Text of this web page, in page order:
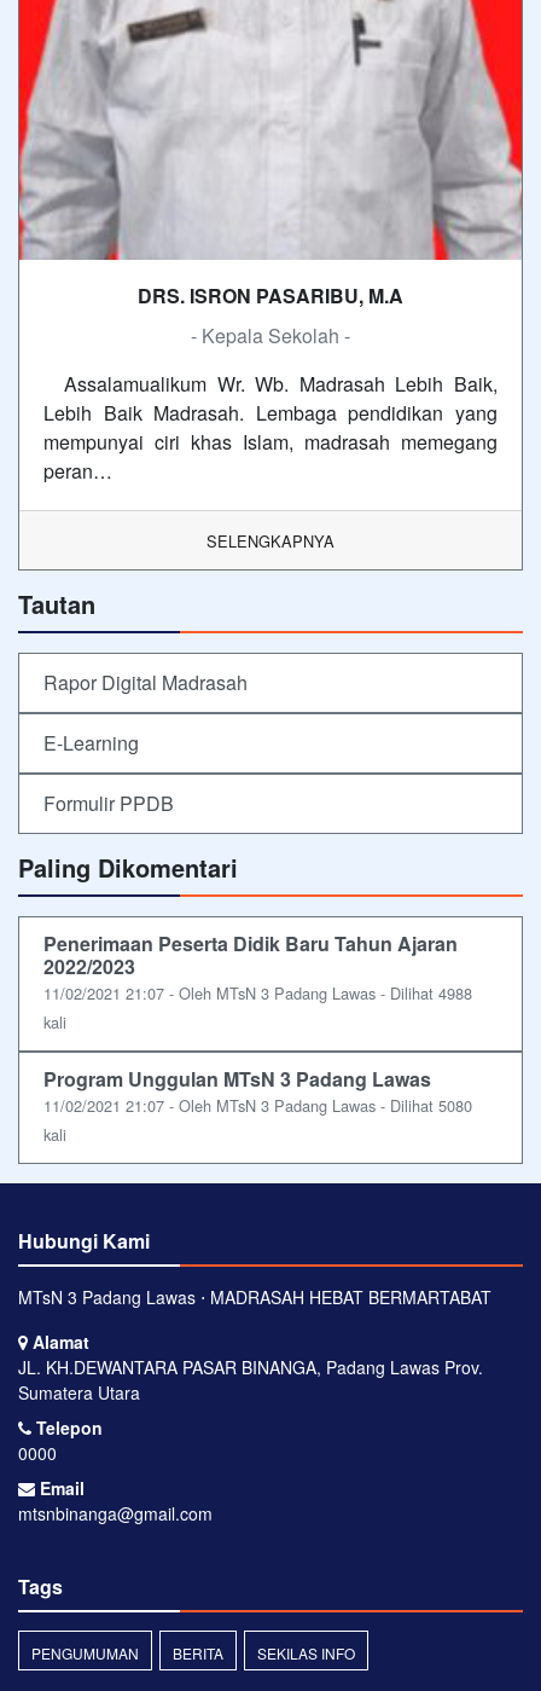
DRS. ISRON PASARIBU, M.A
- Kepala Sekolah -
Assalamualikum Wr. Wb. Madrasah Lebih Baik,
Lebih Baik Madrasah. Lembaga pendidikan yang
mempunyai ciri khas Islam, madrasah memegang
peran…
SELENGKAPNYA
Tautan
Rapor Digital Madrasah
E-Learning
Formulir PPDB
Paling Dikomentari
Penerimaan Peserta Didik Baru Tahun Ajaran
2022/2023
11/02/2021 21:07 - Oleh MTsN 3 Padang Lawas - Dilihat 4988
kali
Program Unggulan MTsN 3 Padang Lawas
11/02/2021 21:07 - Oleh MTsN 3 Padang Lawas - Dilihat 5080
kali
Hubungi Kami
MTsN 3 Padang Lawas ⋅ MADRASAH HEBAT BERMARTABAT
Alamat
JL. KH.DEWANTARA PASAR BINANGA, Padang Lawas Prov.
Sumatera Utara
Telepon
0000
Email
mtsnbinanga@gmail.com
Tags
PENGUMUMAN BERITA SEKILAS INFO